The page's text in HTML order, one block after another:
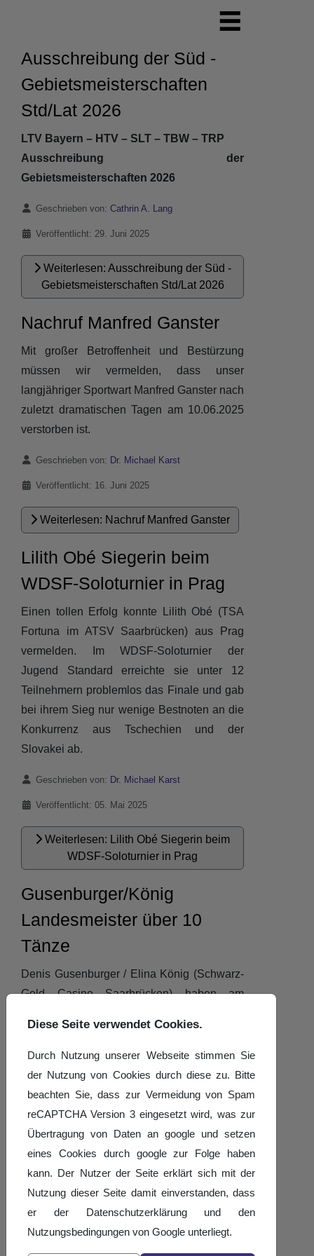
Ausschreibung der Süd -
Gebietsmeisterschaften
Std/Lat 2026
LTV Bayern – HTV – SLT – TBW – TRP
Ausschreibung der
Gebietsmeisterschaften 2026
DetailsGeschrieben von: Cathrin A. Lang
Veröffentlicht: 29. Juni 2025
Weiterlesen: Ausschreibung der Süd -
Gebietsmeisterschaften Std/Lat 2026
Nachruf Manfred Ganster
Mit großer Betroffenheit und Bestürzung
müssen wir vermelden, dass unser
langjähriger Sportwart Manfred Ganster nach
zuletzt dramatischen Tagen am 10.06.2025
verstorben ist.
DetailsGeschrieben von: Dr. Michael Karst
Veröffentlicht: 16. Juni 2025
Weiterlesen: Nachruf Manfred Ganster
Lilith Obé Siegerin beim
WDSF-Soloturnier in Prag
Einen tollen Erfolg konnte Lilith Obé (TSA
Fortuna im ATSV Saarbrücken) aus Prag
vermelden. Im WDSF-Soloturnier der
Jugend Standard erreichte sie unter 12
Teilnehmern problemlos das Finale und gab
bei ihrem Sieg nur wenige Bestnoten an die
Konkurrenz aus Tschechien und der
Slovakei ab.
DetailsGeschrieben von: Dr. Michael Karst
Veröffentlicht: 05. Mai 2025
Weiterlesen: Lilith Obé Siegerin beim
WDSF-Soloturnier in Prag
Gusenburger/König
Landesmeister über 10
Tänze
Denis Gusenburger / Elina König (Schwarz-
Gold Casino Saarbrücken) haben am
Masters I S teilgenommen und einen
hervorragenden Platz 5 erzielt.
Geschrieben von:
Veröffentlicht: 05. Mai 2025
Weiterlesen: Gusenburger/König
Landesmeister über 10 Tänze
Turnier- und Zeitplan zur
Solo Challenge Süd 2025 -
Diese Seite verwendet Cookies.
Durch Nutzung unserer Webseite stimmen Sie
der Nutzung von Cookies durch diese zu. Bitte
beachten Sie, dass zur Vermeidung von Spam
reCAPTCHA Version 3 eingesetzt wird, was zur
Übertragung von Daten an google und setzen
eines Cookies durch google zur Folge haben
kann. Der Nutzer der Seite erklärt sich mit der
Nutzung dieser Seite damit einverstanden, dass
er der Datenschutzerklärung und den
Nutzungsbedingungen von Google unterliegt.